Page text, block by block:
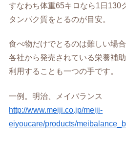
すなわち体重65キロなら1日130
タンパク質をとるのが目安。
食べ物だけでとるのは難しい場合
各社から発売されている栄養補
利用することも一つの手です。
一例。明治、メイバランス
http://www.meiji.co.jp/meiji-
eiyoucare/products/